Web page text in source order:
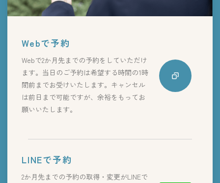
Webで予約
Webで2か月先までの予約をしていただけ
ます。当日のご予約は希望する時間の1時
間前までお受けいたします。キャンセル
は前日まで可能ですが、余裕をもってお
願いいたします。
LINEで予約
2か月先までの予約の取得・変更がLINEで